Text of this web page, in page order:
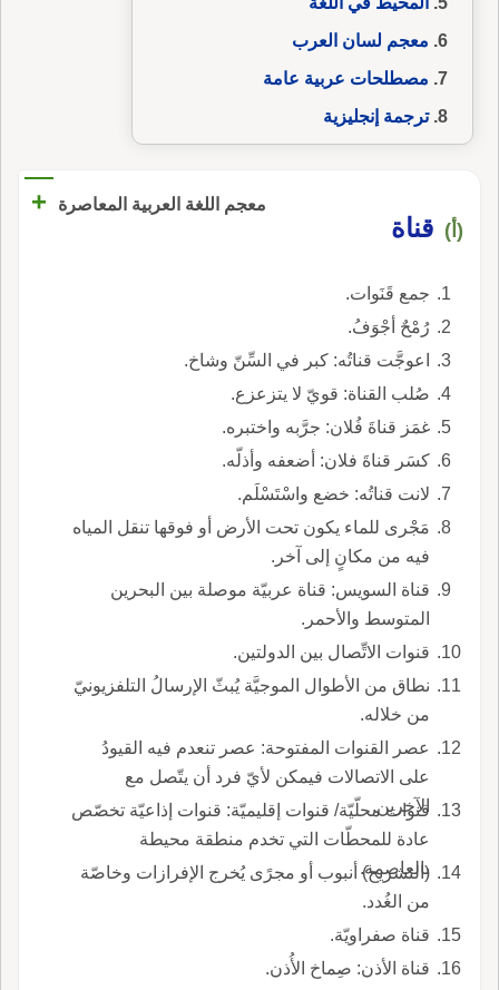
معجم لسان العرب
مصطلحات عربية عامة
ترجمة إنجليزية
معجم اللغة العربية المعاصرة +
(أ) قناة
جمع قَنَوات.
رُمْحٌ أجْوَفُ.
اعوجَّت قناتُه: كبر في السِّنّ وشاخ.
صُلب القناة: قويّ لا يتزعزع.
غمَز قناةَ فُلان: جرَّبه واختبره.
كسَر قناةَ فلان: أضعفه وأذلّه.
لانت قناتُه: خضع واسْتَسْلَم.
مَجْرى للماء يكون تحت الأرض أو فوقها تنقل المياه
فيه من مكانٍ إلى آخر.
قناة السويس: قناة عربيّة موصلة بين البحرين
المتوسط والأحمر.
قنوات الاتِّصال بين الدولتين.
نطاق من الأطوال الموجيَّة يُبثّ الإرسالُ التلفزيونيّ
من خلاله.
عصر القنوات المفتوحة: عصر تنعدم فيه القيودُ
على الاتصالات فيمكن لأيّ فرد أن يتّصل مع
الآخرين.
قنوات محلّيّة/ قنوات إقليميّة: قنوات إذاعيّة تخصّص
عادة للمحطّات التي تخدم منطقة محيطة
بالعاصمة.
(التشريح) أنبوب أو مجرًى يُخرج الإفرازات وخاصّة
من الغُدد.
قناة صفراويّة.
قناة الأذن: صِماخ الأُذن.